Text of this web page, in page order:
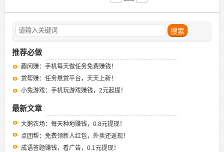
推荐必做
趣闲赚：手机每天做任务免费赚钱！
赏帮赚：任务悬赏平台，天天上新！
小兔游戏：手机玩游戏赚钱，2元起提！
最新文章
大鹅农场：每天种地赚钱，0.8元提现！
点团帮：免费领新人红包，外卖还返现！
成语答题赚钱，看广告，0.1元提现！